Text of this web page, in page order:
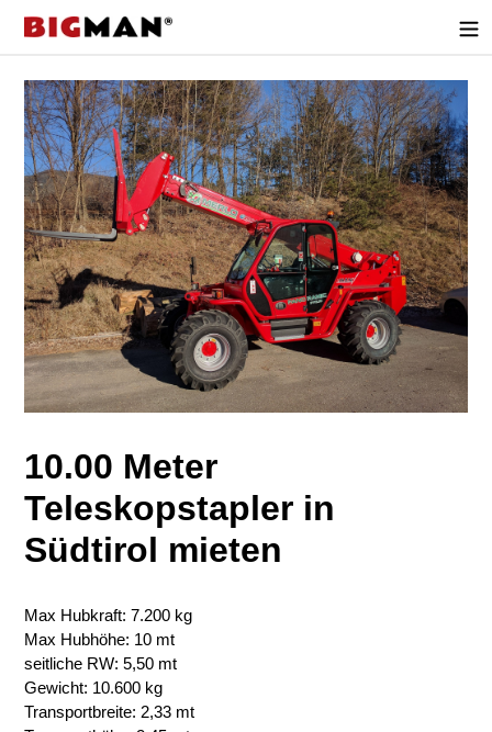
zum
10.00 Meter
Teleskopstapler in
Südtirol mieten
Max Hubkraft: 7.200 kg
Max Hubhöhe: 10 mt
seitliche RW: 5,50 mt
Gewicht: 10.600 kg
Transportbreite: 2,33 mt